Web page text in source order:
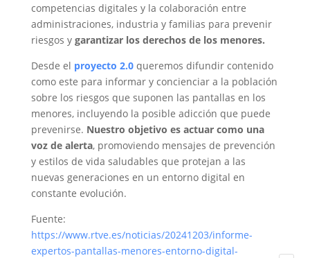
competencias digitales y la colaboración entre
administraciones, industria y familias para prevenir
riesgos ygarantizar los derechos de los menores.
Desde el proyecto 2.0queremos difundir contenido
como este para informar y concienciar a la población
sobre los riesgos que suponen las pantallas en los
menores, incluyendo la posible adicción que puede
prevenirse. Nuestro objetivo es actuar como una
voz de alerta, promoviendo mensajes de prevención
y estilos de vida saludables que protejan a las
nuevas generaciones en un entorno digital en
constante evolución.
Fuente:
https://www.rtve.es/noticias/20241203/informe-
expertos-pantallas-menores-entorno-digital-